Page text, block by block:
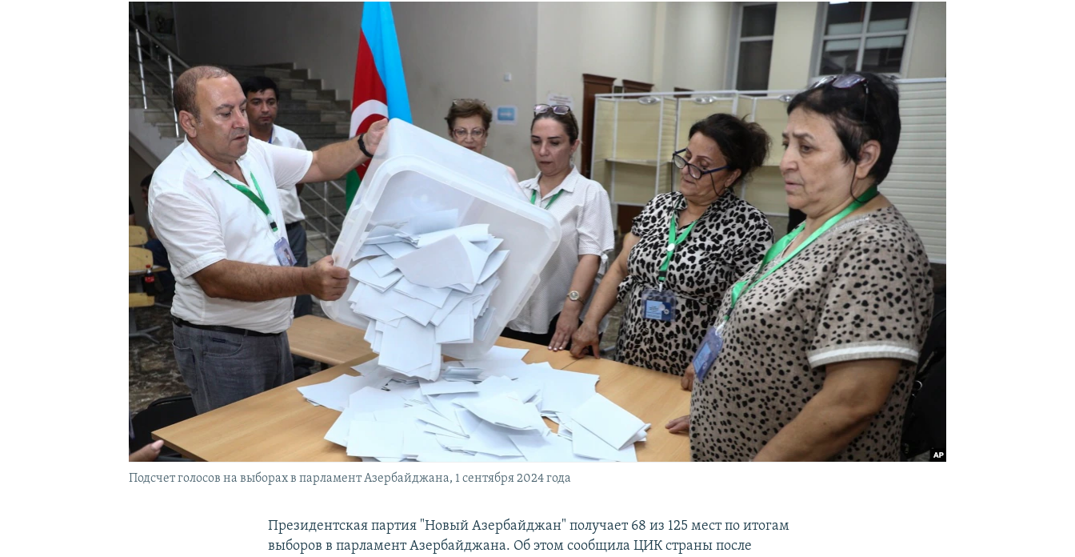
ПОДПИШИТЕСЬ НА РАССЫЛКУ
Подсчет голосов на выборах в парламент Азербайджана, 1 сентября 2024 года
Президентская партия "Новый Азербайджан" получает 68 из 125 мест по итогам
выборов в парламент Азербайджана. Об этом сообщила ЦИК страны после